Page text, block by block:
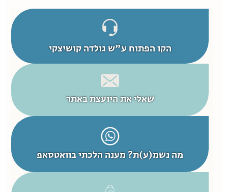
הקו הפתוח ע"ש גולדה קושיצקי
שאלי את היועצת באתר
מה נשמ(ע)ת? מענה הלכתי בוואטסאפ